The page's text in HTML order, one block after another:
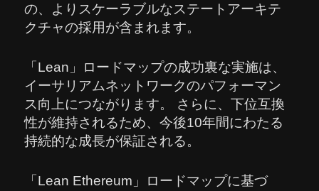
の、よりスケーラブルなステートアーキテ
クチャの採用が含まれます。
「Lean」ロードマップの成功裏な実施は、
イーサリアムネットワークのパフォーマン
ス向上につながります。 さらに、下位互換
性が維持されるため、今後10年間にわたる
持続的な成長が保証される。
「Lean Ethereum」ロードマップに基づ